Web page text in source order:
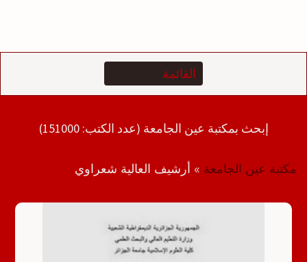
إبحث بمكتبة عين الجامعة (عدد الكتب: 151000)
مكتبة عين الجامعة » أرشيف العالية شعراوي